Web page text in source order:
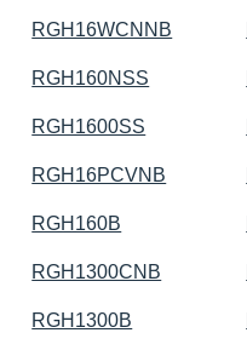
RGH16WCNNB
RGH160NSS
RGH1600SS
RGH16PCVNB
RGH160B
RGH1300CNB
RGH1300B